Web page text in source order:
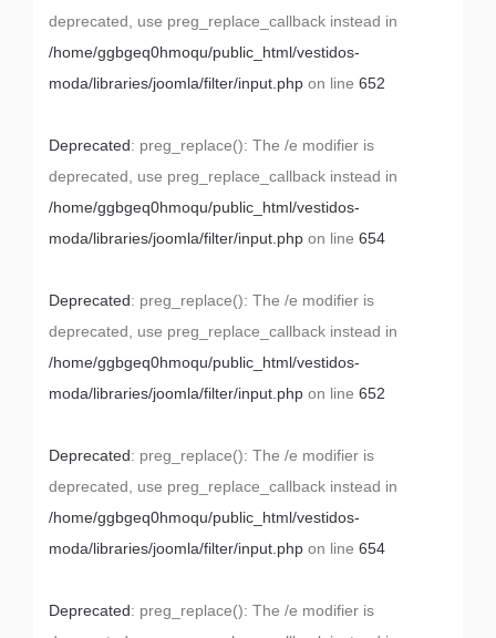
deprecated, use preg_replace_callback instead in
/home/ggbgeq0hmoqu/public_html/vestidos-
moda/libraries/joomla/filter/input.php on line 652
Deprecated: preg_replace(): The /e modifier is
deprecated, use preg_replace_callback instead in
/home/ggbgeq0hmoqu/public_html/vestidos-
moda/libraries/joomla/filter/input.php on line 654
Deprecated: preg_replace(): The /e modifier is
deprecated, use preg_replace_callback instead in
/home/ggbgeq0hmoqu/public_html/vestidos-
moda/libraries/joomla/filter/input.php on line 652
Deprecated: preg_replace(): The /e modifier is
deprecated, use preg_replace_callback instead in
/home/ggbgeq0hmoqu/public_html/vestidos-
moda/libraries/joomla/filter/input.php on line 654
Deprecated: preg_replace(): The /e modifier is